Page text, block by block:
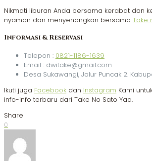
Nikmati liburan Anda bersama kerabat dan
nyaman dan menyenangkan bersama Take
Informasi & Reservasi
Telepon : 0821-1186-1639
Email : dwitake@gmail.com
Desa Sukawangi, Jalur Puncak 2.
Ikuti juga Facebook dan Instagram Kami
info-info terbaru dari Take No Sato Yaa.
Share
0